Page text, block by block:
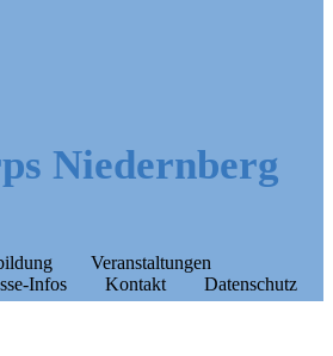
Niedernberg
Veranstaltungen
Infos Kontakt Datenschutz